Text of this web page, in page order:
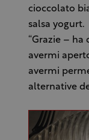
cioccolato
salsa yogurt.
“Grazie –
avermi
avermi
alternative